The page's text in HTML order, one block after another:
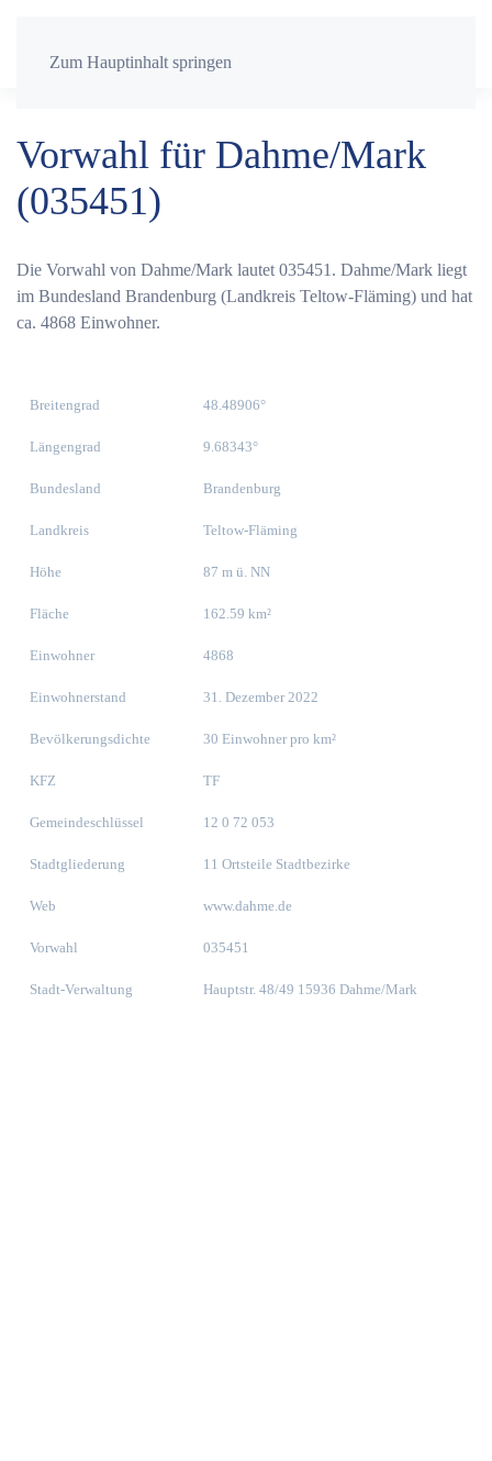
Zum Hauptinhalt springen
Vorwahl für Dahme/Mark
(035451)
Die Vorwahl von Dahme/Mark lautet 035451. Dahme/Mark liegt
im Bundesland Brandenburg (Landkreis Teltow-Fläming) und hat
ca. 4868 Einwohner.
Breitengrad 48.48906°
Längengrad 9.68343°
Bundesland Brandenburg
Landkreis Teltow-Fläming
Höhe 87 m ü. NN
Fläche 162.59 km²
Einwohner 4868
Einwohnerstand 31. Dezember 2022
Bevölkerungsdichte 30 Einwohner pro km²
KFZ TF
Gemeindeschlüssel 12 0 72 053
Stadtgliederung 11 Ortsteile Stadtbezirke
Web www.dahme.de
Vorwahl 035451
Stadt-Verwaltung Hauptstr. 48/49 15936 Dahme/Mark